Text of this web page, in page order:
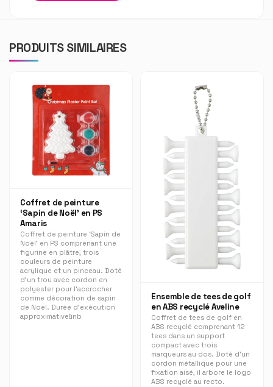
PRODUITS SIMILAIRES
Coffret de peinture
‘Sapin de Noël’ en PS
Amaris
Coffret de peinture ‘Sapin de
Noël’ en PS comprenant une
figurine en plâtre, trois
couleurs de peinture
acrylique et un pinceau. Doté
d’un trou avec cordon en
polyester pour l’accrocher
comme décoration de sapin
de Noël. Durée d’exécution
approximative&nb
Ensemble de tees de golf
en ABS recyclé Aveline
Coffret de tees de golf en
ABS recyclé comprenant 12
tees dans un support
compact avec trois
marqueurs au dos. Doté d’un
cordon métallique pour une
fixation aisé, il arbore le logo
ABS recyclé au recto.